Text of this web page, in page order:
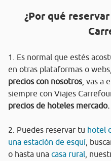
¿Por qué
1. Es normal que estés
en otras plataformas o
precios con nosotros, vas a
siempre con Viajes
precios de hoteles mercado.
2. Puedes reservar tu hotel
una estación de esquí ,
o hasta una casa rural ,